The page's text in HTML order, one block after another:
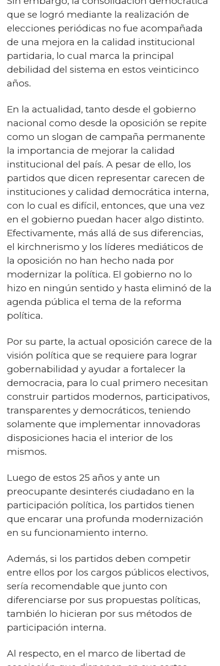
que se logró mediante la realización de
elecciones periódicas no fue acompañada
de una mejora en la calidad institucional
partidaria, lo cual marca la principal
debilidad del sistema en estos veinticinco
años.
En la actualidad, tanto desde el gobierno
nacional como desde la oposición se repite
como un slogan de campaña permanente
la importancia de mejorar la calidad
institucional del país. A pesar de ello, los
partidos que dicen representar carecen de
instituciones y calidad democrática interna,
con lo cual es difícil, entonces, que una vez
en el gobierno puedan hacer algo distinto.
Efectivamente, más allá de sus diferencias,
el kirchnerismo y los líderes mediáticos de
la oposición no han hecho nada por
modernizar la política. El gobierno no lo
hizo en ningún sentido y hasta eliminó de la
agenda pública el tema de la reforma
política.
Por su parte, la actual oposición carece de la
visión política que se requiere para lograr
gobernabilidad y ayudar a fortalecer la
democracia, para lo cual primero necesitan
construir partidos modernos, participativos,
transparentes y democráticos, teniendo
solamente que implementar innovadoras
disposiciones hacia el interior de los
mismos.
Luego de estos 25 años y ante un
preocupante desinterés ciudadano en la
participación política, los partidos tienen
que encarar una profunda modernización
en su funcionamiento interno.
Además, si los partidos deben competir
entre ellos por los cargos públicos electivos,
sería recomendable que junto con
diferenciarse por sus propuestas políticas,
también lo hicieran por sus métodos de
participación interna.
Al respecto, en el marco de libertad de